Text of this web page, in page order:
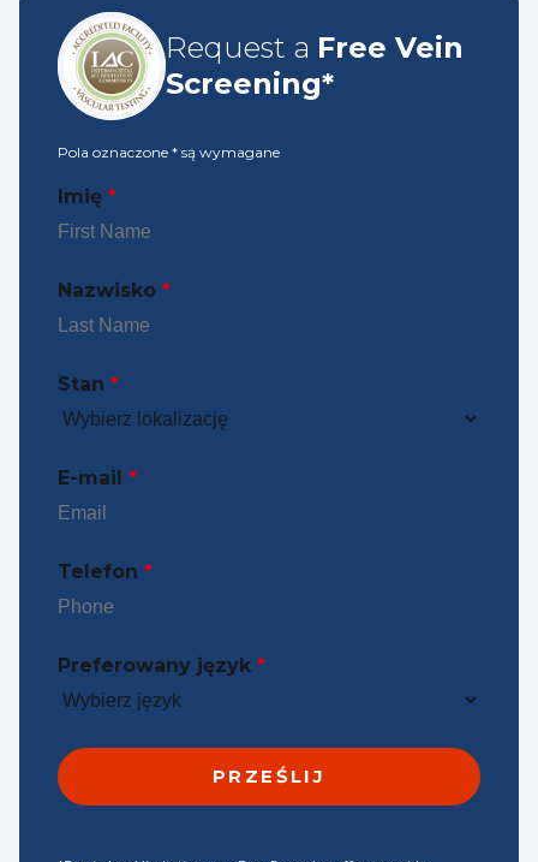
Request a Free Vein
Screening*
Pola oznaczone * są wymagane
Imię *
Nazwisko *
Stan *
E-mail *
Telefon *
Preferowany język *